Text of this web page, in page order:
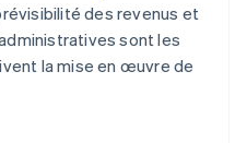
des revenus et
sont les
la mise en œuvre de